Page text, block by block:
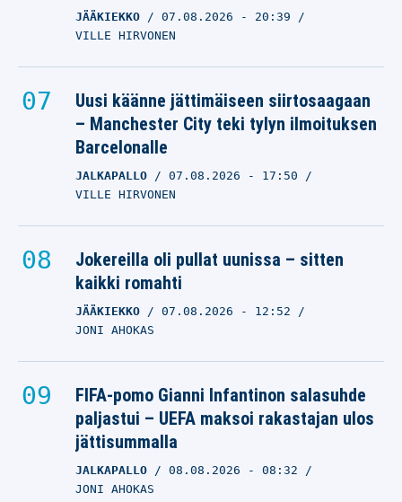
JÄÄKIEKKO 07.08.2026 - 20:39
VILLE HIRVONEN
Uusi käänne jättimäiseen siirtosaagaan
– Manchester City teki tylyn ilmoituksen
Barcelonalle
JALKAPALLO 07.08.2026 - 17:50
VILLE HIRVONEN
Jokereilla oli pullat uunissa – sitten
kaikki romahti
JÄÄKIEKKO 07.08.2026 - 12:52
JONI AHOKAS
FIFA-pomo Gianni Infantinon salasuhde
paljastui – UEFA maksoi rakastajan ulos
jättisummalla
JALKAPALLO 08.08.2026 - 08:32
JONI AHOKAS